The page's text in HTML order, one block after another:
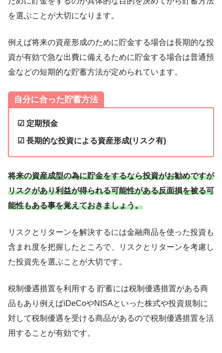
を選ぶことが大切になります。
例えば将来の資産形成のために貯金する場合は長期的な投
資が有効で急な出費に備えるために貯金する場合は普通預
金などの短期的な貯蓄方法が定められています。
自分に合った貯蓄方法
☑ 定期預金
☑ 長期的な投資による資産形成(リスク有)
将来の資産成型の為に貯金をするなら投資がお勧めですが
リスクがあり利益が得られる可能性がある反面損を被る可
能性もある事を覚えておきましょう。
リスクとリターンを解決するには金融商品を使った投資も
含まれ度を把握したところで、リスクとリターンを考慮し
た投資先を選ぶことが大切です。
税制優遇措置を利用する 貯蓄には税制優遇措置がある商
品もあり例えばiDeCoやNISAといった株式や投資規制に
対して税制優遇を受ける商品があるので税制優遇措置を活
用することが有効です。